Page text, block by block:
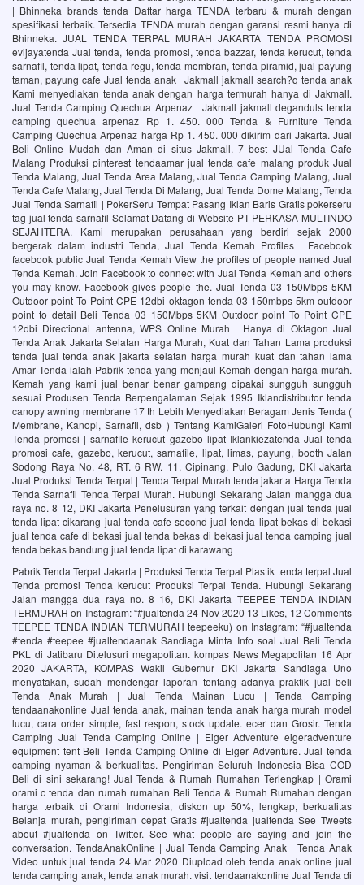
| Bhinneka brands tenda Daftar harga TENDA terbaru & murah dengan
spesifikasi terbaik. Tersedia TENDA murah dengan garansi resmi hanya di
Bhinneka. JUAL TENDA TERPAL MURAH JAKARTA TENDA PROMOSI
evijayatenda Jual tenda, tenda promosi, tenda bazzar, tenda kerucut, tenda
sarnafil, tenda lipat, tenda regu, tenda membran, tenda piramid, jual payung
taman, payung cafe Jual tenda anak | Jakmall jakmall search?q tenda anak
Kami menyediakan tenda anak dengan harga termurah hanya di Jakmall.
Jual Tenda Camping Quechua Arpenaz | Jakmall jakmall deganduls tenda
camping quechua arpenaz Rp 1. 450. 000 Tenda & Furniture Tenda
Camping Quechua Arpenaz harga Rp 1. 450. 000 dikirim dari Jakarta. Jual
Beli Online Mudah dan Aman di situs Jakmall. 7 best JUal Tenda Cafe
Malang Produksi pinterest tendaamar jual tenda cafe malang produk Jual
Tenda Malang, Jual Tenda Area Malang, Jual Tenda Camping Malang, Jual
Tenda Cafe Malang, Jual Tenda Di Malang, Jual Tenda Dome Malang, Tenda
Jual Tenda Sarnafil | PokerSeru Tempat Pasang Iklan Baris Gratis pokerseru
tag jual tenda sarnafil Selamat Datang di Website PT PERKASA MULTINDO
SEJAHTERA. Kami merupakan perusahaan yang berdiri sejak 2000
bergerak dalam industri Tenda, Jual Tenda Kemah Profiles | Facebook
facebook public Jual Tenda Kemah View the profiles of people named Jual
Tenda Kemah. Join Facebook to connect with Jual Tenda Kemah and others
you may know. Facebook gives people the. Jual Tenda 03 150Mbps 5KM
Outdoor point To Point CPE 12dbi oktagon tenda 03 150mbps 5km outdoor
point to detail Beli Tenda 03 150Mbps 5KM Outdoor point To Point CPE
12dbi Directional antenna, WPS Online Murah | Hanya di Oktagon Jual
Tenda Anak Jakarta Selatan Harga Murah, Kuat dan Tahan Lama produksi
tenda jual tenda anak jakarta selatan harga murah kuat dan tahan lama
Amar Tenda ialah Pabrik tenda yang menjaul Kemah dengan harga murah.
Kemah yang kami jual benar benar gampang dipakai sungguh sungguh
sesuai Produsen Tenda Berpengalaman Sejak 1995‎ Iklandistributor tenda
canopy awning membrane 17 th Lebih Menyediakan Beragam Jenis Tenda (
Membrane, Kanopi, Sarnafil, dsb ) Tentang KamiGaleri FotoHubungi Kami
Tenda promosi | sarnafile kerucut gazebo lipat‎ Iklankiezatenda Jual tenda
promosi cafe, gazebo, kerucut, sarnafile, lipat, limas, payung, booth Jalan
Sodong Raya No. 48, RT. 6 RW. 11, Cipinang, Pulo Gadung, DKI Jakarta
Jual Produksi Tenda Terpal | Tenda Terpal Murah‎ tenda jakarta Harga Tenda
Tenda Sarnafil Tenda Terpal Murah. Hubungi Sekarang Jalan mangga dua
raya no. 8 12, DKI Jakarta Penelusuran yang terkait dengan jual tenda jual
tenda lipat cikarang jual tenda cafe second jual tenda lipat bekas di bekasi
jual tenda cafe di bekasi jual tenda bekas di bekasi jual tenda camping jual
tenda bekas bandung jual tenda lipat di karawang
Pabrik Tenda Terpal Jakarta | Produksi Tenda Terpal Plastik‎ tenda terpal Jual
Tenda promosi Tenda kerucut Produksi Terpal Tenda. Hubungi Sekarang
Jalan mangga dua raya no. 8 16, DKI Jakarta TEEPEE TENDA INDIAN
TERMURAH on Instagram: “#jualtenda 24 Nov 2020 13 Likes, 12 Comments
TEEPEE TENDA INDIAN TERMURAH teepeeku) on Instagram: “#jualtenda
#tenda #teepee #jualtendaanak Sandiaga Minta Info soal Jual Beli Tenda
PKL di Jatibaru Ditelusuri megapolitan. kompas News Megapolitan 16 Apr
2020 JAKARTA, KOMPAS Wakil Gubernur DKI Jakarta Sandiaga Uno
menyatakan, sudah mendengar laporan tentang adanya praktik jual beli
Tenda Anak Murah | Jual Tenda Mainan Lucu | Tenda Camping
tendaanakonline Jual tenda anak, mainan tenda anak harga murah model
lucu, cara order simple, fast respon, stock update. ecer dan Grosir. Tenda
Camping Jual Tenda Camping Online | Eiger Adventure eigeradventure
equipment tent Beli Tenda Camping Online di Eiger Adventure. Jual tenda
camping nyaman & berkualitas. Pengiriman Seluruh Indonesia Bisa COD
Beli di sini sekarang! Jual Tenda & Rumah Rumahan Terlengkap | Orami
orami c tenda dan rumah rumahan Beli Tenda & Rumah Rumahan dengan
harga terbaik di Orami Indonesia, diskon up 50%, lengkap, berkualitas
Belanja murah, pengiriman cepat Gratis #jualtenda jualtenda See Tweets
about #jualtenda on Twitter. See what people are saying and join the
conversation. TendaAnakOnline | Jual Tenda Camping Anak | Tenda Anak
Video untuk jual tenda 24 Mar 2020 Diupload oleh tenda anak online jual
tenda camping anak, tenda anak murah. visit tendaanakonline Jual Tenda di